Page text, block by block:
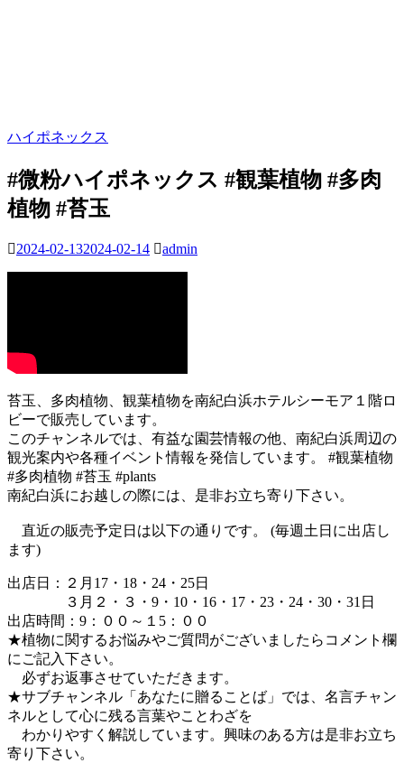
ハイポネックス
#微粉ハイポネックス #観葉植物 #多肉
植物 #苔玉
2024-02-132024-02-14 admin
苔玉、多肉植物、観葉植物を南紀白浜ホテルシーモア１階ロ
ビーで販売しています。
このチャンネルでは、有益な園芸情報の他、南紀白浜周辺の
観光案内や各種イベント情報を発信しています。 #観葉植物
#多肉植物 #苔玉 #plants
南紀白浜にお越しの際には、是非お立ち寄り下さい。
直近の販売予定日は以下の通りです。 (毎週土日に出店し
ます)
出店日：２月17・18・24・25日
３月２・３・9・10・16・17・23・24・30・31日
出店時間：9：００～１5：００
★植物に関するお悩みやご質問がございましたらコメント欄
にご記入下さい。
必ずお返事させていただきます。
★サブチャンネル「あなたに贈ることば」では、名言チャン
ネルとして心に残る言葉やことわざを
わかりやすく解説しています。興味のある方は是非お立ち
寄り下さい。